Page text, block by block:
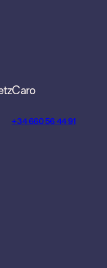
Caro
+34 660 56 44 91